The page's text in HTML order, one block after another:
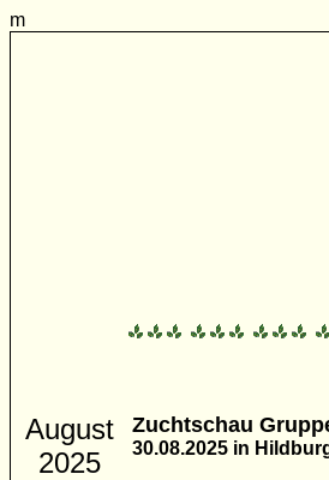
m
August
2025
Zuchtschau
30.08.2025 in